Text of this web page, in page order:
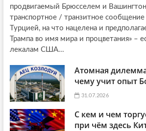
продвигаемый Брюсселем и
транспортное / транзитное
Турцией, на что нацелена и
Трампа во имя мира и процветания» –
лекалам США...
Атомная
чему учит опыт
31.07.2026
С кем и чем
при чём здесь